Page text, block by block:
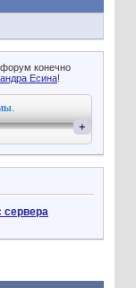
конечно
Есина!
+
сервера